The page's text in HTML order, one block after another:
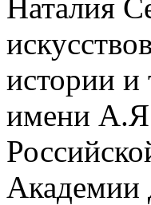
Наталия
истории и
имени
Академии